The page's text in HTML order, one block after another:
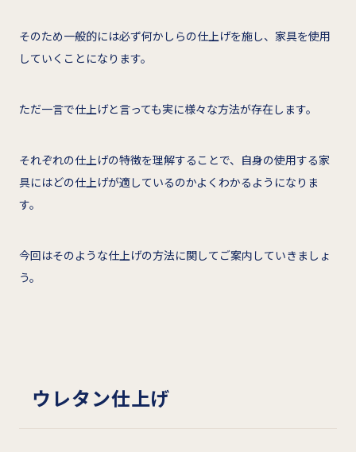
そのため一般的には必ず何かしらの仕上げを施し、家具を使用
していくことになります。
ただ一言で仕上げと言っても実に様々な方法が存在します。
それぞれの仕上げの特徴を理解することで、自身の使用する家
具にはどの仕上げが適しているのかよくわかるようになりま
す。
今回はそのような仕上げの方法に関してご案内していきましょ
う。
ウレタン仕上げ